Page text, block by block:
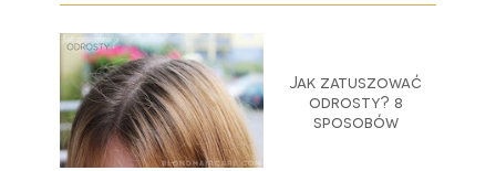
Jak zatuszować
odrosty? 8
sposobów